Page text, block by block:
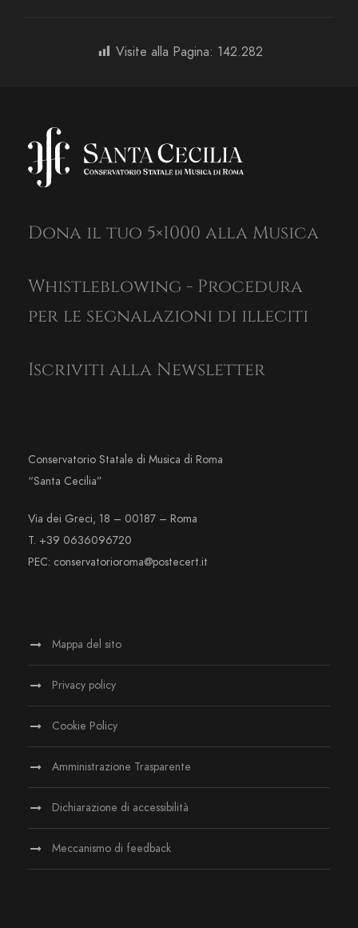
Visite alla Pagina: 142.282
Dona il tuo 5×1000 alla Musica
Whistleblowing - Procedura
per le segnalazioni di illeciti
Iscriviti alla Newsletter
Conservatorio Statale di Musica di Roma
“Santa Cecilia”
Via dei Greci, 18 – 00187 – Roma
T. +39 0636096720
PEC: conservatorioroma@postecert.it
Mappa del sito
Privacy policy
Cookie Policy
Amministrazione Trasparente
Dichiarazione di accessibilità
Meccanismo di feedback